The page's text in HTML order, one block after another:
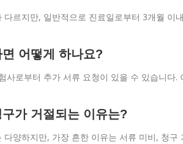
다르지만, 일반적으로 진료일로부터 3개월 이
어떻게 하나요?
사로부터 추가 서류 요청이 있을 수 있습니다
가 거절되는 이유는?
다양하지만, 가장 흔한 이유는 서류 미비, 청